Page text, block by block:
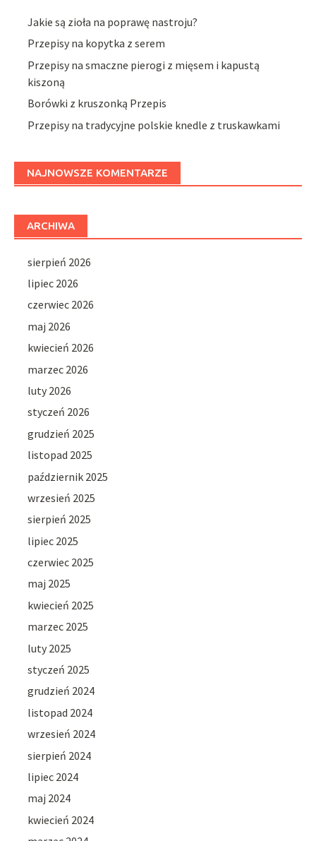
Jakie są zioła na poprawę nastroju?
Przepisy na kopytka z serem
Przepisy na smaczne pierogi z mięsem i kapustą
kiszoną
Borówki z kruszonką Przepis
Przepisy na tradycyjne polskie knedle z truskawkami
NAJNOWSZE KOMENTARZE
ARCHIWA
sierpień 2026
lipiec 2026
czerwiec 2026
maj 2026
kwiecień 2026
marzec 2026
luty 2026
styczeń 2026
grudzień 2025
listopad 2025
październik 2025
wrzesień 2025
sierpień 2025
lipiec 2025
czerwiec 2025
maj 2025
kwiecień 2025
marzec 2025
luty 2025
styczeń 2025
grudzień 2024
listopad 2024
wrzesień 2024
sierpień 2024
lipiec 2024
maj 2024
kwiecień 2024